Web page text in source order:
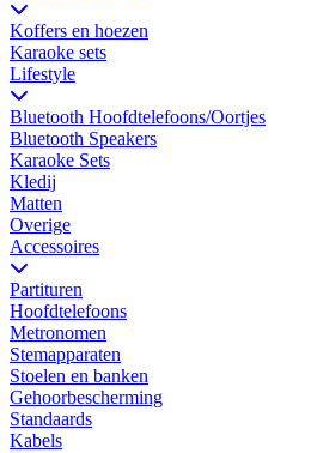
Koffers en hoezen
Karaoke sets
Lifestyle
Bluetooth Hoofdtelefoons/Oortjes
Bluetooth Speakers
Karaoke Sets
Kledij
Matten
Overige
Accessoires
Partituren
Hoofdtelefoons
Metronomen
Stemapparaten
Stoelen en banken
Gehoorbescherming
Standaards
Kabels